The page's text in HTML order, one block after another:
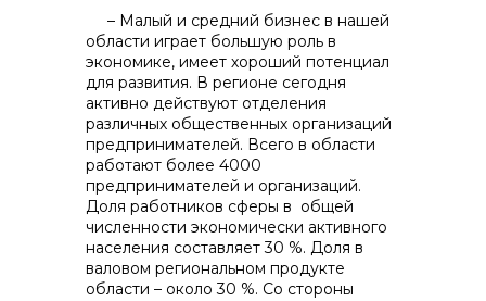
Контакты
+7 (423) 234 50 50
info@vostokcement.ru
– Малый и средний бизнес в нашей
области играет большую роль в
экономике, имеет хороший потенциал
для развития. В регионе сегодня
активно действуют отделения
различных общественных организаций
предпринимателей. Всего в области
работают более 4000
предпринимателей и организаций.
Доля работников сферы в общей
численности экономически активного
населения составляет 30 %. Доля в
валовом региональном продукте
области – около 30 %. Со стороны